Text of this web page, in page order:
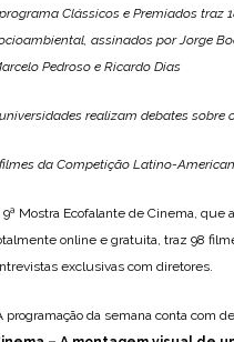
Clássicos e Premiados
assinados por Jorge
Pedroso e Ricardo Dias
realizam debates sobre
da Competição Latino-
9ª Mostra Ecofalante de Cinema,
online e gratuita, traz 98
exclusivas com diretores.
programação da semana conta com